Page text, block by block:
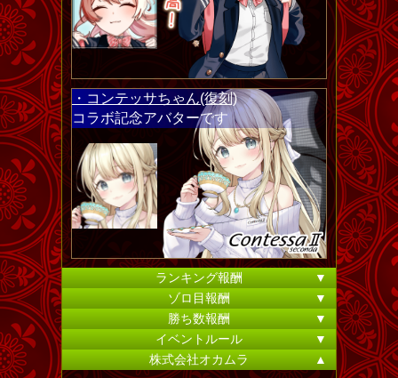
・コンテッサちゃん(復刻)
コラボ記念アバターです
ランキング報酬
▼
ゾロ目報酬
▼
勝ち数報酬
▼
イベントルール
▼
株式会社オカムラ
▲